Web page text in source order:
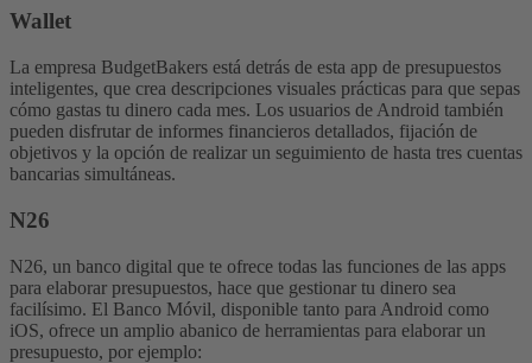
Wallet
La empresa BudgetBakers está detrás de esta app de presupuestos
inteligentes, que crea descripciones visuales prácticas para que sepas
cómo gastas tu dinero cada mes. Los usuarios de Android también
pueden disfrutar de informes financieros detallados, fijación de
objetivos y la opción de realizar un seguimiento de hasta tres cuentas
bancarias simultáneas.
N26
N26, un banco digital que te ofrece todas las funciones de las apps
para elaborar presupuestos, hace que gestionar tu dinero sea
facilísimo. El Banco Móvil, disponible tanto para Android como
iOS, ofrece un amplio abanico de herramientas para elaborar un
presupuesto, por ejemplo: